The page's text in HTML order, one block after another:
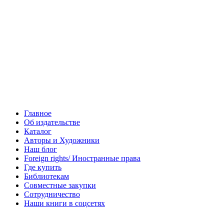
Главное
Об издательстве
Каталог
Авторы и Художники
Наш блог
Foreign rights/ Иностранные права
Где купить
Библиотекам
Совместные закупки
Сотрудничество
Наши книги в соцсетях